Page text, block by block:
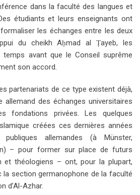
dans la faculté des langues et
étudiants et leurs enseignants ont
les échanges entre les deux
du cheikh Aḥmad alṬayeb, les
avant que le Conseil suprême
son accord.
partenariats de ce type existent déjà,
allemand des échanges universitaires
fondations privées. Les quelques
créées ces dernières années
allemandes (à Münster,
– pour former sur place de futurs
et théologiens – ont, pour la plupart,
la section germanophone de la faculté
d’Al-Azhar.